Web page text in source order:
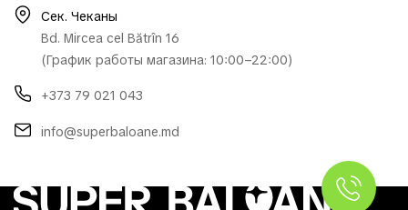
Сек. Чеканы
Bd. Mircea cel Bătrîn 16
(График работы магазина: 10:00–22:00)
+373 79 021 043
info@superbaloane.md